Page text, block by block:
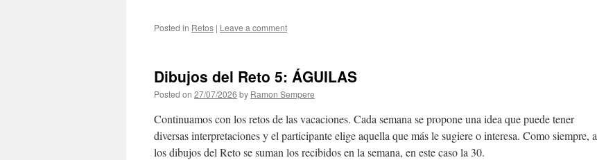
Posted in Retos | Leave a comment
Dibujos del Reto 5: ÁGUILAS
Posted on 27/07/2026 by Ramon Sempere
Continuamos con los retos de las vacaciones. Cada semana se propone una idea que puede tener
diversas interpretaciones y el participante elige aquella que más le sugiere o interesa. Como siempre, a
los dibujos del Reto se suman los recibidos en la semana, en este caso la 30.